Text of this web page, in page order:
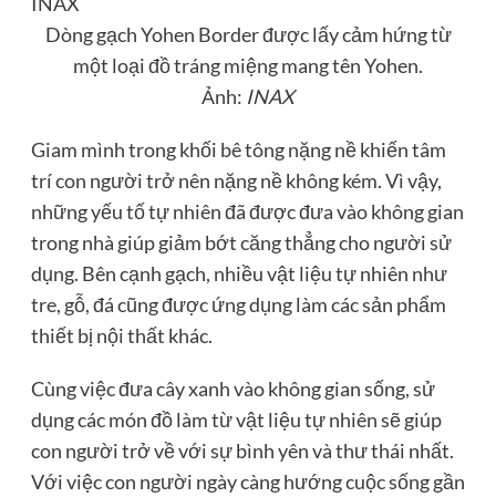
Dòng gạch Yohen Border được lấy cảm hứng từ
một loại đồ tráng miệng mang tên Yohen.
Ảnh: INAX
Giam mình trong khối bê tông nặng nề khiến tâm
trí con người trở nên nặng nề không kém. Vì vậy,
những yếu tố tự nhiên đã được đưa vào không gian
trong nhà giúp giảm bớt căng thẳng cho người sử
dụng. Bên cạnh gạch, nhiều vật liệu tự nhiên như
tre, gỗ, đá cũng được ứng dụng làm các sản phẩm
thiết bị nội thất khác.
Cùng việc đưa cây xanh vào không gian sống, sử
dụng các món đồ làm từ vật liệu tự nhiên sẽ giúp
con người trở về với sự bình yên và thư thái nhất.
Với việc con người ngày càng hướng cuộc sống gần